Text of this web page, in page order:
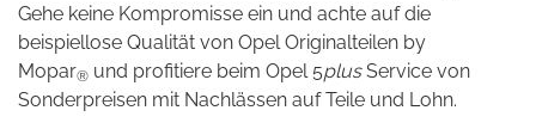
Gehe keine Kompromisse ein und achte auf die
beispiellose Qualität von Opel Originalteilen by
Mopar® und profitiere beim Opel 5plusService von
Sonderpreisen mit Nachlässen auf Teile und Lohn.